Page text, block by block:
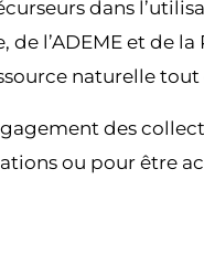
dans
l’ADEME et de
naturelle
des
ou pour être